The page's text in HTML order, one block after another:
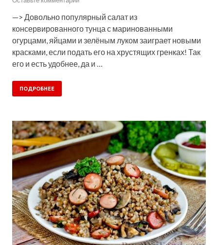
—> Довольно популярный салат из
консервированного тунца с маринованными
огурцами, яйцами и зелёным луком заиграет новыми
красками, если подать его на хрустящих гренках! Так
его и есть удобнее, да и …
ПОДРОБНЕЕ